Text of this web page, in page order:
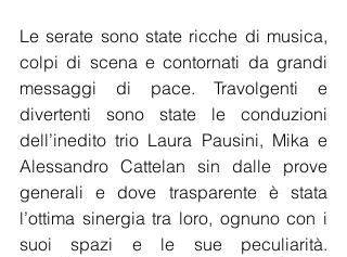
Le serate sono state ricche di musica,
colpi di scena e contornati da grandi
messaggi di pace. Travolgenti e
divertenti sono state le conduzioni
dell’inedito trio Laura Pausini, Mika e
Alessandro Cattelan sin dalle prove
generali e dove trasparente è stata
l’ottima sinergia tra loro, ognuno con i
suoi spazi e le sue peculiarità.